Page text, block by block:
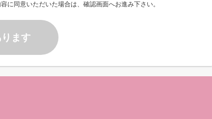
に同意いただいた場合は、確認画面へお進み下さい。
ます